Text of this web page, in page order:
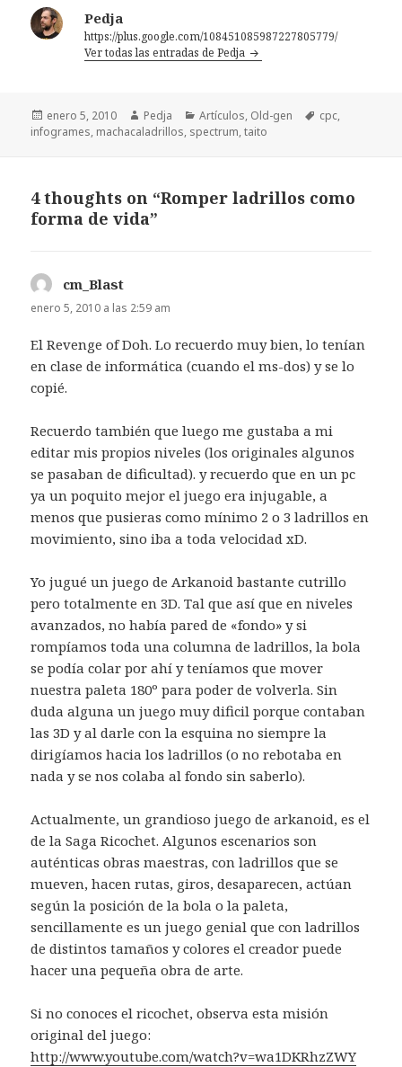
Pedja
https://plus.google.com/108451085987227805779/
Ver todas las entradas de Pedja
Publicado
el
enero 5, 2010 Autor
Pedja Categorías
Artículos, Old-gen Etiquetas
cpc,
infogrames, machacaladrillos, spectrum,taito
4 thoughts on “Romper ladrillos como
forma de vida”
cm_Blast
enero 5, 2010 a las 2:59 am
El Revenge of Doh. Lo recuerdo muy bien, lo tenían
en clase de informática (cuando el ms-dos) y se lo
copié.
Recuerdo también que luego me gustaba a mi
editar mis propios niveles (los originales algunos
se pasaban de dificultad). y recuerdo que en un pc
ya un poquito mejor el juego era injugable, a
menos que pusieras como mínimo 2 o 3 ladrillos en
movimiento, sino iba a toda velocidad xD.
Yo jugué un juego de Arkanoid bastante cutrillo
pero totalmente en 3D. Tal que así que en niveles
avanzados, no había pared de «fondo» y si
rompíamos toda una columna de ladrillos, la bola
se podía colar por ahí y teníamos que mover
nuestra paleta 180º para poder de volverla. Sin
duda alguna un juego muy dificil porque contaban
las 3D y al darle con la esquina no siempre la
dirigíamos hacia los ladrillos (o no rebotaba en
nada y se nos colaba al fondo sin saberlo).
Actualmente, un grandioso juego de arkanoid, es el
de la Saga Ricochet. Algunos escenarios son
auténticas obras maestras, con ladrillos que se
mueven, hacen rutas, giros, desaparecen, actúan
según la posición de la bola o la paleta,
sencillamente es un juego genial que con ladrillos
de distintos tamaños y colores el creador puede
hacer una pequeña obra de arte.
Si no conoces el ricochet, observa esta misión
original del juego:
http://www.youtube.com/watch?v=wa1DKRhzZWY